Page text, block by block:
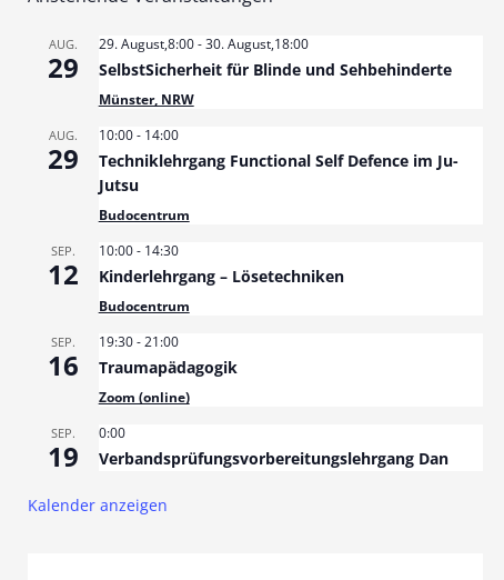
AUG.
29
29. August,8:00-30. August,18:00
SelbstSicherheit für Blinde und Sehbehinderte
Münster, NRW
AUG.
29
10:00- 14:00
Techniklehrgang Functional Self Defence im Ju-
Jutsu
Budocentrum
SEP.
12
10:00- 14:30
Kinderlehrgang – Lösetechniken
Budocentrum
SEP.
16
19:30-21:00
Traumapädagogik
Zoom (online)
SEP.
19
0:00
Verbandsprüfungsvorbereitungslehrgang Dan
Kalender anzeigen